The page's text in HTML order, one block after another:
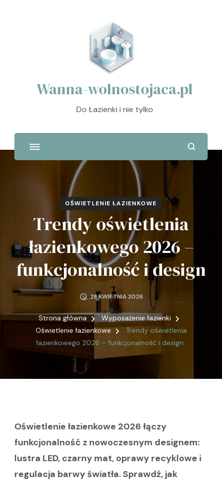
Wanna-wolnostojaca.pl
Do Łazienki i nie tylko
OŚWIETLENIE ŁAZIENKOWE
Trendy oświetlenia
łazienkowego 2026 –
funkcjonalność i design
28 KWIETNIA 2026
Strona główna
Wyposażenie łazienki
Oświetlenie łazienkowe
Trendy oświetlenia
łazienkowego 2026 – funkcjonalność i design
Oświetlenie łazienkowe 2026 łączy
funkcjonalność z nowoczesnym designem:
lustra LED, czarny mat, oprawy recyklowe i
regulacja barwy światła. Sprawdź, jak